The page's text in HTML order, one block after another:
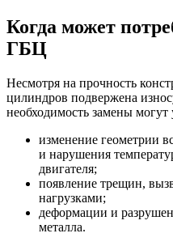
Когда может
ГБЦ
Несмотря на прочность
цилиндров подвержена
необходимость замены
изменение геометрии
и нарушения
двигателя;
появление трещин,
нагрузками;
деформации и
металла.